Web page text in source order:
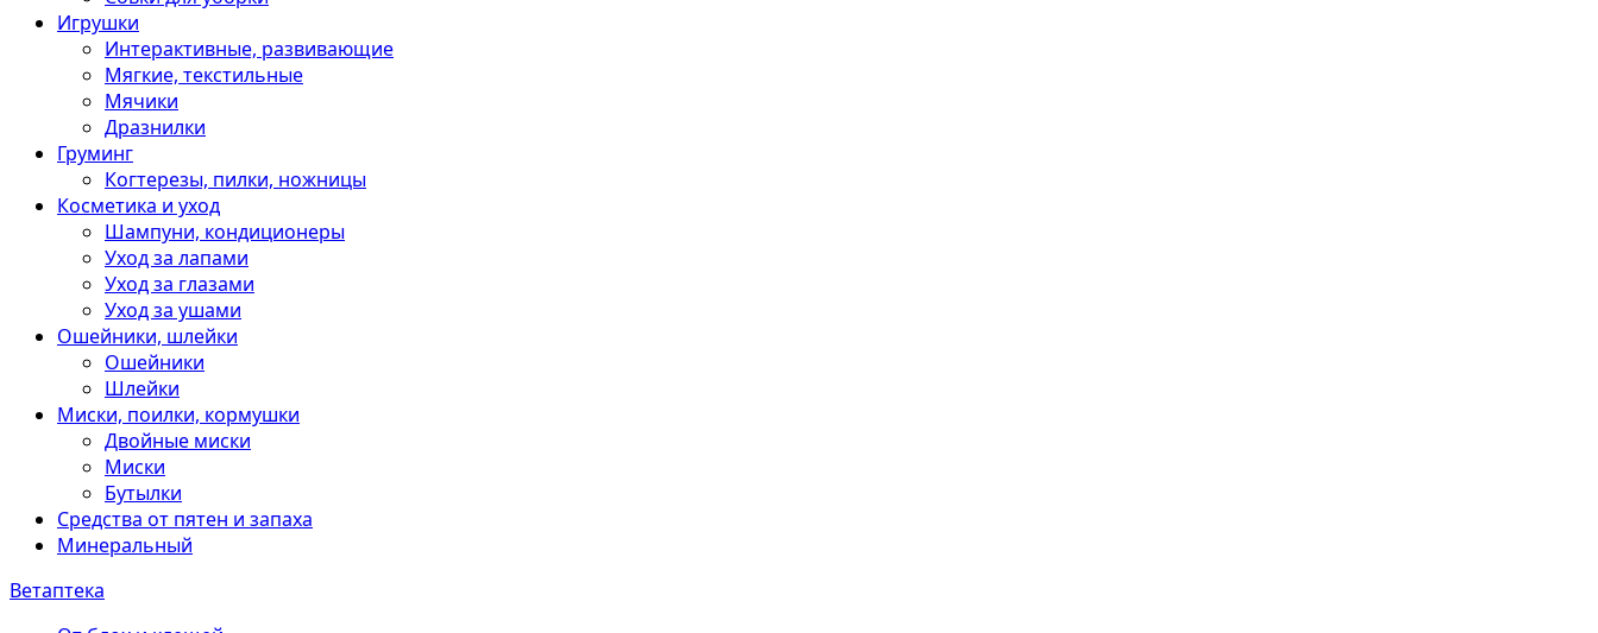
Игрушки
Интерактивные, развивающие
Мягкие, текстильные
Мячики
Дразнилки
Груминг
Когтерезы, пилки, ножницы
Косметика и уход
Шампуни, кондиционеры
Уход за лапами
Уход за глазами
Уход за ушами
Ошейники, шлейки
Ошейники
Шлейки
Миски, поилки, кормушки
Двойные миски
Миски
Бутылки
Средства от пятен и запаха
Минеральный
Ветаптека